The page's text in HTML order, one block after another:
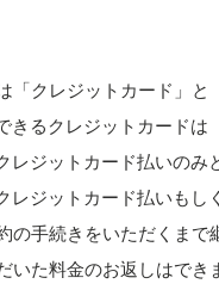
「クレジットカード」と
きるクレジットカードは
レジットカード払いのみ
レジットカード払いもし
の手続きをいただくまで
いた料金のお返しはでき